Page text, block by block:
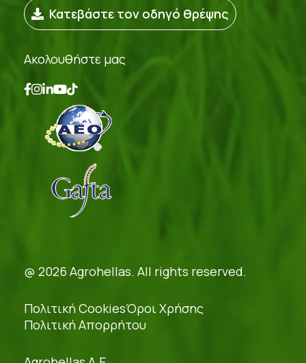
Κατεβάστε τον οδηγό θρέψης
Ακολουθήστε μας
@ 2026 Agrohellas. All rights reserved.
Πολιτική CookiesΌροι Χρήσης
Πολιτική Απορρήτου